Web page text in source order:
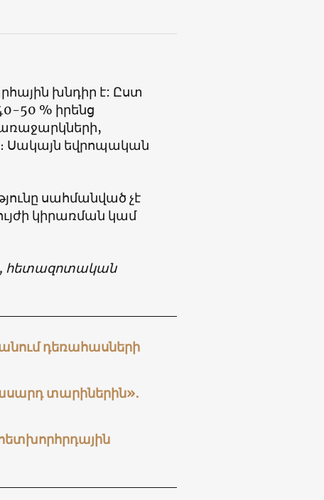
խնդիր է: Ըստ
50 % իրենց
Սակայն եվրոպական
սահմանված չէ
կիրառման կամ
հետազոտական
դեռահասների
տարիներին»․